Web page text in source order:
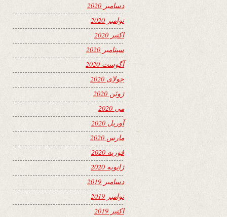
دسامبر 2020
نوامبر 2020
اکتبر 2020
سپتامبر 2020
آگوست 2020
جولای 2020
ژوئن 2020
می 2020
آوریل 2020
مارس 2020
فوریه 2020
ژانویه 2020
دسامبر 2019
نوامبر 2019
اکتبر 2019